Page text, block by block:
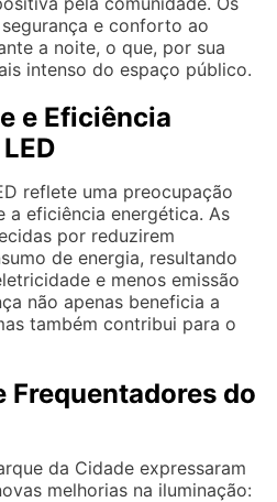
e conforto ao
a noite, o que, por sua
intenso do espaço público.
e Eficiência
reflete uma preocupação
a eficiência energética. As
por reduzirem
de energia, resultando
e menos emissão
não apenas beneficia a
também contribui para o
Frequentadores do
da Cidade expressaram
melhorias na iluminação: